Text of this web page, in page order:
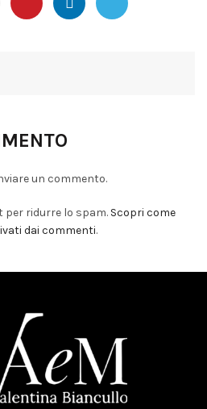
un commento.
per ridurre lo spam. Scopri come
dai commenti.